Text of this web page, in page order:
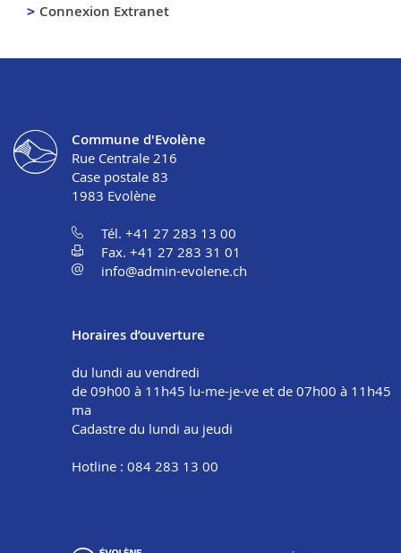
Connexion Extranet
Commune d'Evolène
Rue Centrale 216
Case postale 83
1983 Evolène
Tél. +41 27 283 13 00
Fax. +41 27 283 31 01
info@admin-evolene.ch
Horaires d’ouverture
du lundi au vendredi
de 09h00 à 11h45 lu-me-je-ve et de 07h00 à 11h45
ma
Cadastre du lundi au jeudi
Hotline : 084 283 13 00